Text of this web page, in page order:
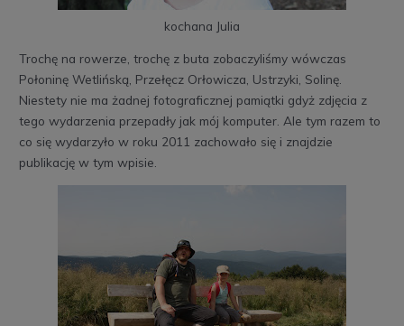
kochana Julia
Trochę na rowerze, trochę z buta zobaczyliśmy wówczas
Połoninę Wetlińską, Przełęcz Orłowicza, Ustrzyki, Solinę.
Niestety nie ma żadnej fotograficznej pamiątki gdyż zdjęcia z
tego wydarzenia przepadły jak mój komputer. Ale tym razem to
co się wydarzyło w roku 2011 zachowało się i znajdzie
publikację w tym wpisie.